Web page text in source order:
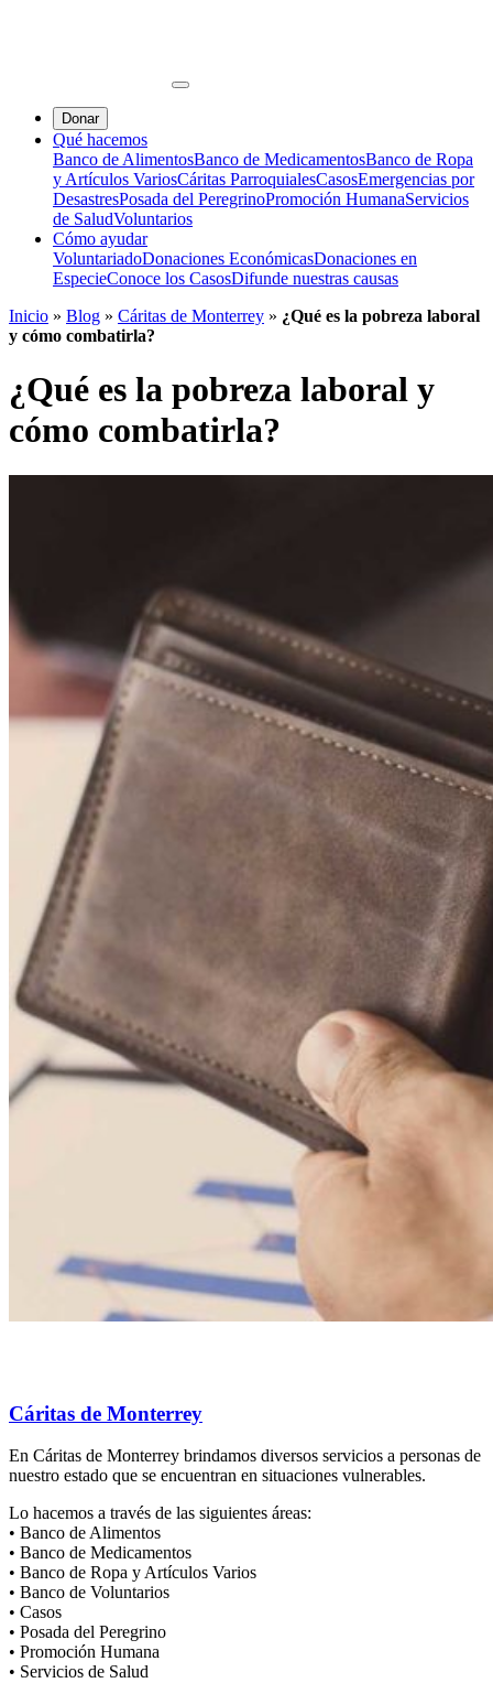
Donar
Qué hacemos
Banco de AlimentosBanco de MedicamentosBanco de Ropa
y Artículos VariosCáritas ParroquialesCasosEmergencias por
DesastresPosada del PeregrinoPromoción HumanaServicios
de SaludVoluntarios
Cómo ayudar
VoluntariadoDonaciones EconómicasDonaciones en
EspecieConoce los CasosDifunde nuestras causas
Inicio » Blog » Cáritas de Monterrey » ¿Qué es la pobreza laboral
y cómo combatirla?
¿Qué es la pobreza laboral y
cómo combatirla?
Cáritas de Monterrey
En Cáritas de Monterrey brindamos diversos servicios a personas de
nuestro estado que se encuentran en situaciones vulnerables.
Lo hacemos a través de las siguientes áreas:
• Banco de Alimentos
• Banco de Medicamentos
• Banco de Ropa y Artículos Varios
• Banco de Voluntarios
• Casos
• Posada del Peregrino
• Promoción Humana
• Servicios de Salud